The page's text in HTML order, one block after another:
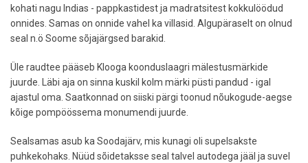
kohati nagu Indias - pappkastidest ja madratsitest kokkulöödud
onnides. Samas on onnide vahel ka villasid. Algupäraselt on olnud
seal n.ö Soome sõjajärgsed barakid.
Üle raudtee pääseb Klooga koonduslaagri mälestusmärkide
juurde. Läbi aja on sinna kuskil kolm märki püsti pandud - igal
ajastul oma. Saatkonnad on siiski pärgi toonud nõukogude-aegse
kõige pompöössema monumendi juurde.
Sealsamas asub ka Soodajärv, mis kunagi oli supelsakste
puhkekohaks. Nüüd sõidetaksse seal talvel autodega jääl ja suvel